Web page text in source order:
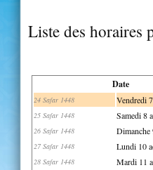
Liste des horaires
Date
24 Safar 1448 Vendredi
25 Safar 1448 Samedi 8
26 Safar 1448 Dimanche
27 Safar 1448 Lundi 10
28 Safar 1448 Mardi 11